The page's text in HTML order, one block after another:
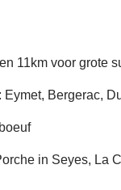
11km voor grote
Bergerac,
in Seyes, La